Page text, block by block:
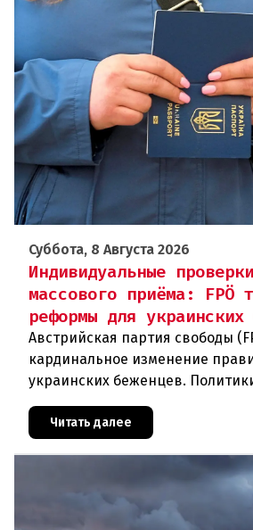
Суббота, 8 Августа 2026
Индивидуальные
массового приёма: FPÖ
реформы для украинских
Австрийская партия свободы
кардинальное изменение
украинских беженцев.
отменить автоматическое
убежища и ввести
Читать далее